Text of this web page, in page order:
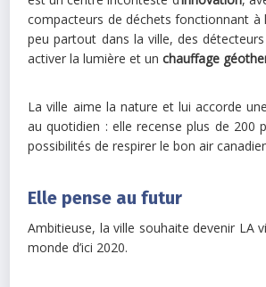
compacteurs de déchets fonctionnant à
peu partout dans la ville, des
activer la lumière et unchauffage
La ville aime la nature et lui accorde
au quotidien : elle recense plus de 200
possibilités de respirer le bon air
Elle pense au futur
Ambitieuse, la ville souhaite devenir LA
monde d’ici 2020.